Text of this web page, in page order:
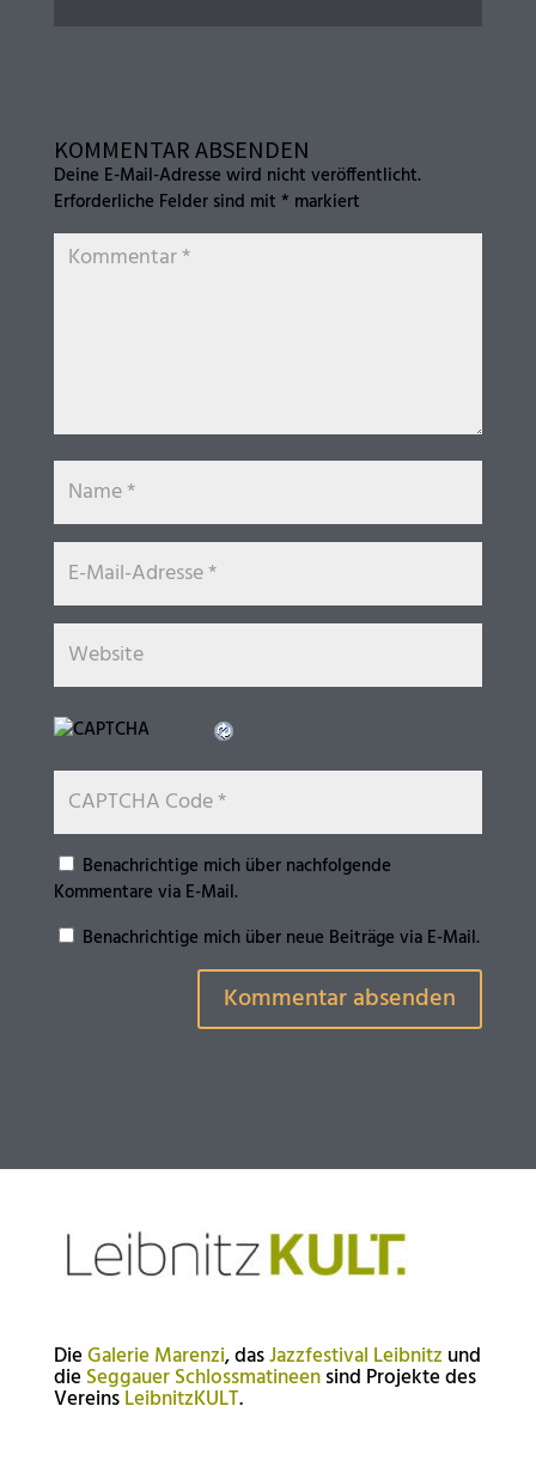
KOMMENTAR ABSENDEN
Deine E-Mail-Adresse wird nicht veröffentlicht.
Erforderliche Felder sind mit * markiert
Benachrichtige mich über nachfolgende
Kommentare via E-Mail.
Benachrichtige mich über neue Beiträge via E-Mail.
DieGalerie Marenzi, dasJazzfestival Leibnitzund
dieSeggauer Schlossmatineensind Projekte des
VereinsLeibnitzKULT.